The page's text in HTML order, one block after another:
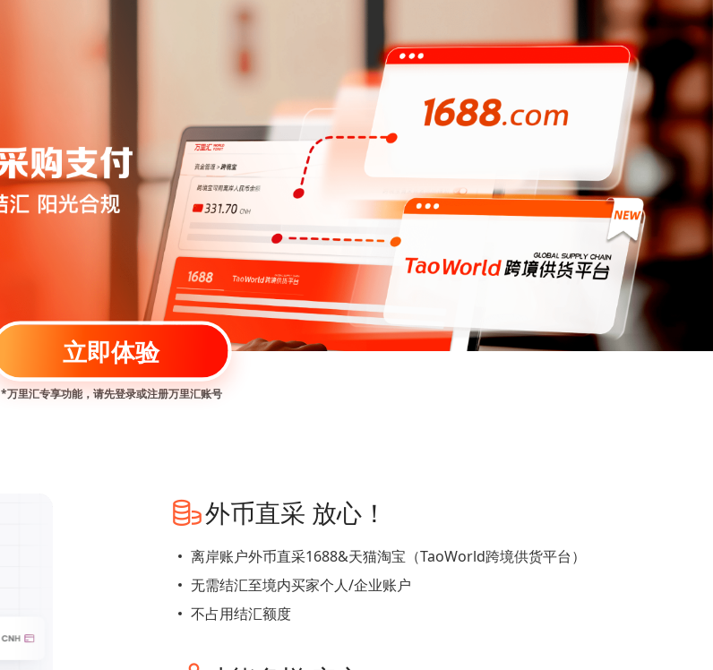
立即体验
*万里汇专享功能，请先登录或注册万里汇账号
外币直采 放心！
离岸账户外币直采1688&天猫淘宝（TaoWorld跨境供货平台）
无需结汇至境内买家个人/企业账户
不占用结汇额度